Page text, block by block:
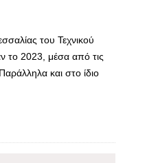
του Τεχνικού
το 2023, μέσα από τις
και στο ίδιο